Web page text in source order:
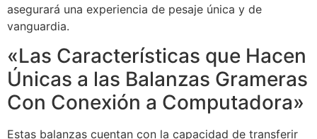
asegurará una experiencia de pesaje única y de
vanguardia.
«Las Características que Hacen
Únicas a las Balanzas Grameras
Con Conexión a Computadora»
Estas balanzas cuentan con la capacidad de transferir